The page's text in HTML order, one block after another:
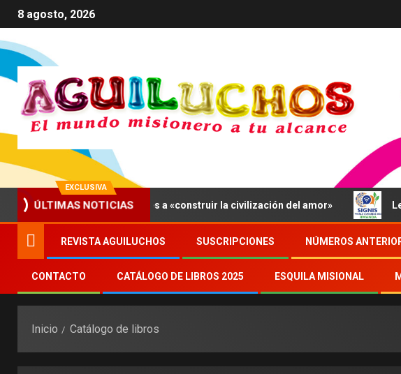
8 agosto, 2026
EXCLUSIVA
ÚLTIMAS NOTICIAS
León XIV invita a los jóvenes a «construir la civilización del amor» León
REVISTA AGUILUCHOS SUSCRIPCIONES NÚMEROS
CONTACTO CATÁLOGO DE LIBROS 2025 ESQUILA MISIONAL
Inicio Catálogo de libros